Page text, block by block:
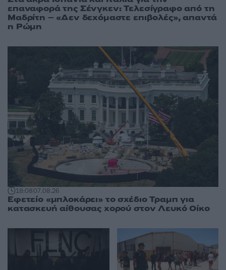
επαναφορά της Σένγκεν: Τελεσίγραφο από τη
Μαδρίτη – «Δεν δεχόμαστε επιβολές», απαντά
η Ρώμη
18:0807.08.26
Εφετείο «μπλοκάρει» το σχέδιο Τραμπ για
κατασκευή αίθουσας χορού στον Λευκό Οίκο